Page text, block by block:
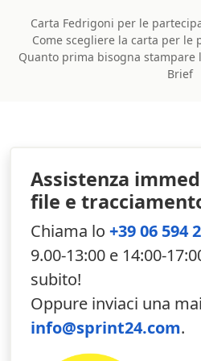
Sprint24 tutte le altre stampe
coordinata dell’evento:
Stampa di inviti per
scritture e le musiche
aiutare i vostri invitati a
tranquillità.
Stampa del menu del
realizzate un menu
studiato appositamente
tuoi invitati.
Stampa di tableau per
tableau di classe che
Carta Fedrigoni per le
Come scegliere la carta per le
Quanto prima bisogna stampare
Brief
Assistenza
file e
Chiama lo +39 06 594
9.00-13:00 e 14:00-
subito!
Oppure inviaci una
info@sprint24.com.